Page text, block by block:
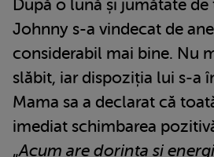
După o lună și jumătate
Johnny s-a vindecat de
considerabil mai bine. Nu
slăbit, iar dispoziția lui s-a
Mama sa a declarat că
imediat schimbarea
„Acum are dorința și